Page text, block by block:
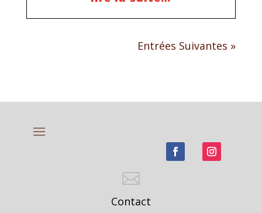
Entrées Suivantes »

Contact